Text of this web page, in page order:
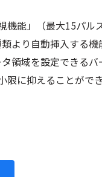
機能」（最大15パ
より自動挿入する
領域を設定できる
に抑えることができ